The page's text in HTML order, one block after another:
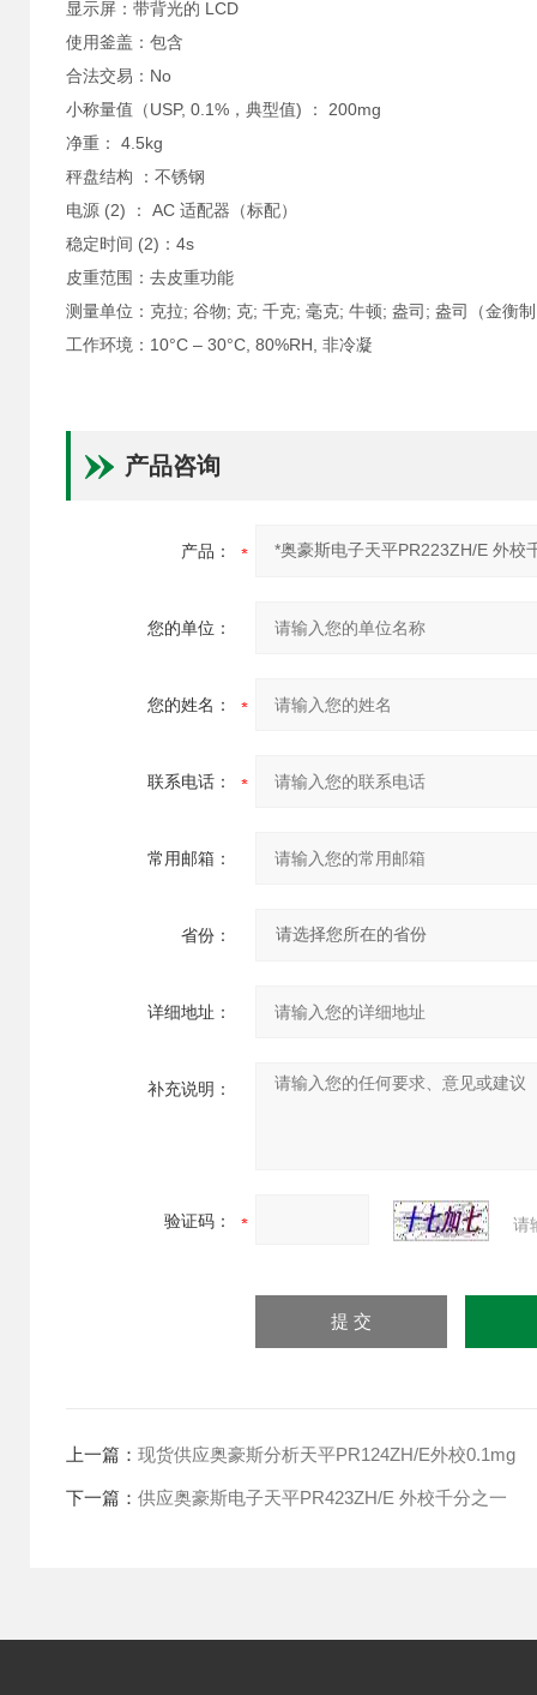
显示屏：带背光的 LCD
使用釜盖：包含
合法交易：No
小称量值（USP, 0.1%，典型值) ： 200mg
净重： 4.5kg
秤盘结构 ：不锈钢
电源 (2) ： AC 适配器（标配）
稳定时间 (2)：4s
皮重范围：去皮重功能
测量单位：克拉; 谷物; 克; 千克; 毫克; 牛顿; 盎司; 盎司（金衡
工作环境：10°C – 30°C, 80%RH, 非冷凝
产品咨询
产品：
您的单位：
您的姓名：
联系电话：
常用邮箱：
省份：
详细地址：
补充说明：
验证码： 请
上一篇： 现货供应奥豪斯分析天平PR124ZH/E外校0.1mg
下一篇： 供应奥豪斯电子天平PR423ZH/E 外校千分之一